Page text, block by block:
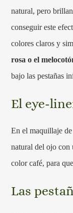
natural, pero
conseguir este
colores claros y
rosa o el
bajo las pestañas
El eye-
En el maquillaje
natural del ojo con
color café, para
Las